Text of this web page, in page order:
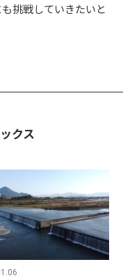
挑戦していきたいと
クス